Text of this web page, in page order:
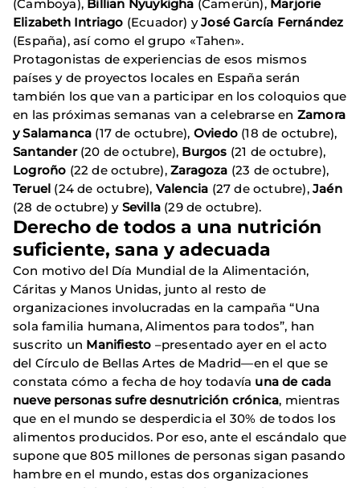
(Camboya), Billian Nyuykigha (Camerún), Marjorie
Elizabeth Intriago (Ecuador) yJosé García Fernández
(España), así como el grupo «Tahen».
Protagonistas de experiencias de esos mismos
países y de proyectos locales en España serán
también los que van a participar en los coloquios que
en las próximas semanas van a celebrarse en Zamora
y Salamanca (17 de octubre), Oviedo (18 de octubre),
Santander(20 de octubre), Burgos (21 de octubre),
Logroño (22 de octubre),Zaragoza (23 de octubre),
Teruel (24 de octubre), Valencia (27 de octubre),Jaén
(28 de octubre) ySevilla (29 de octubre).
Derecho de todos a una nutrición
suficiente, sana y adecuada
Con motivo del Día Mundial de la Alimentación,
Cáritas y Manos Unidas, junto al resto de
organizaciones involucradas en la campaña “Una
sola familia humana, Alimentos para todos”, han
suscrito un Manifiesto –presentado ayer en el acto
del Círculo de Bellas Artes de Madrid—en el que se
constata cómo a fecha de hoy todavía una de cada
nueve personas sufre desnutrición crónica, mientras
que en el mundo se desperdicia el 30% de todos los
alimentos producidos. Por eso, ante el escándalo que
supone que 805 millones de personas sigan pasando
hambre en el mundo, estas dos organizaciones